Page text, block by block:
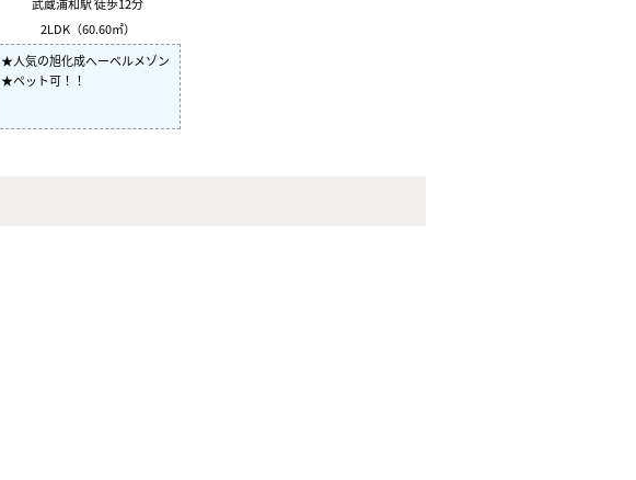
2LDK（60.60㎡）
★人気の旭化成へーベルメゾン
★ペット可！！